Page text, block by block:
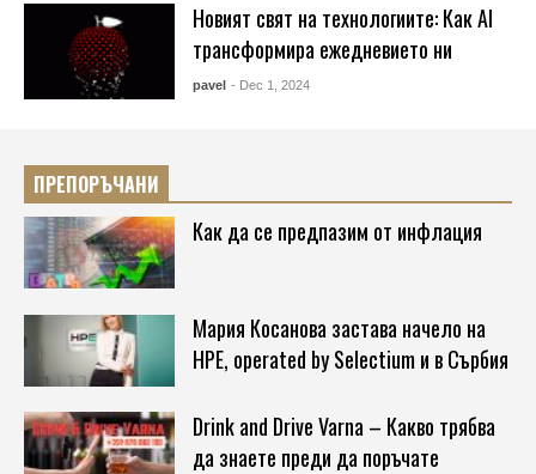
Новият свят на технологиите: Как AI
трансформира ежедневието ни
pavel - Dec 1, 2024
ПРЕПОРЪЧАНИ
Как да се предпазим от инфлация
Мария Косанова застава начело на
HPE, operated by Selectium и в Сърбия
Drink and Drive Varna – Какво трябва
да знаете преди да поръчате